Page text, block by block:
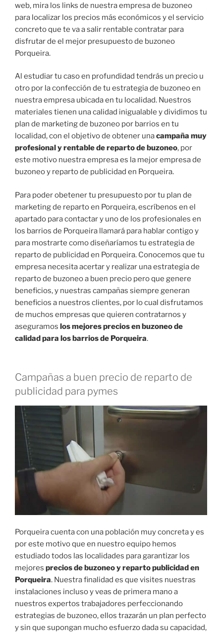
web, mira los links de nuestra empresa de buzoneo
para localizar los precios más económicos y el servicio
concreto que te va a salir rentable contratar para
disfrutar de el mejor presupuesto de buzoneo
Porqueira.
Al estudiar tu caso en profundidad tendrás un precio u
otro por la confección de tu estrategia de buzoneo en
nuestra empresa ubicada en tu localidad. Nuestros
materiales tienen una calidad inigualable y dividimos tu
plan de marketing de buzoneo por barrios en tu
localidad, con el objetivo de obtener unacampaña muy
profesional y rentable de reparto de buzoneo, por
este motivo nuestra empresa es la mejor empresa de
buzoneo y reparto de publicidad en Porqueira.
Para poder obetener tu presupuesto por tu plan de
marketing de reparto en Porqueira, escríbenos en el
apartado para contactar y uno de los profesionales en
los barrios de Porqueira llamará para hablar contigo y
para mostrarte como diseñaríamos tu estrategia de
reparto de publicidad en Porqueira. Conocemos que tu
empresa necesita acertar y realizar una estrategia de
reparto de buzoneo a buen precio pero que genere
beneficios, y nuestras campañas siempre generan
beneficios a nuestros clientes, por lo cual disfrutamos
de muchos empresas que quieren contratarnos y
aseguramos los mejores precios en buzoneo de
calidad para los barrios de Porqueira.
Campañas a buen precio de reparto de
publicidad para pymes
Porqueira cuenta con una población muy concreta y es
por este motivo que en nuestro equipo hemos
estudiado todos las localidades para garantizar los
mejores precios de buzoneo y reparto publicidad en
Porqueira. Nuestra finalidad es que visites nuestras
instalaciones incluso y veas de primera mano a
nuestros expertos trabajadores perfeccionando
estrategias de buzoneo, ellos trazarán un plan perfecto
y sin que supongan mucho esfuerzo dada su capacidad,